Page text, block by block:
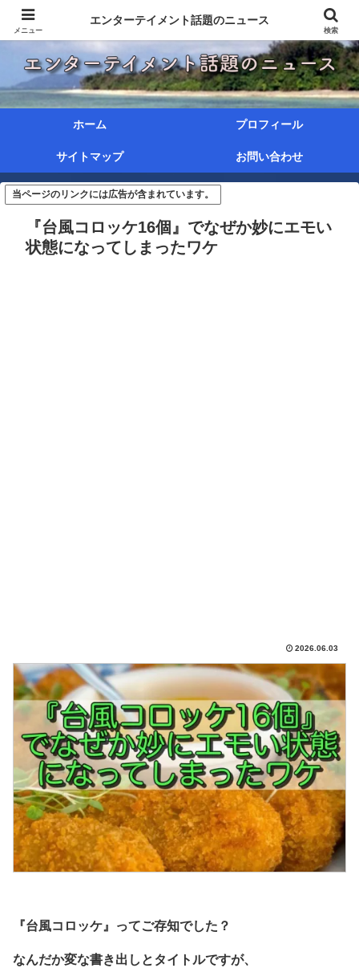
ホーム プロフィール
サイトマップ お問い合わせ
当ページのリンクには広告が含まれています。
『台風コロッケ16個』でなぜか妙にエモい
状態になってしまったワケ
2026.06.03
『台風コロッケ』ってご存知でした？
なんだか変な書き出しとタイトルですが、
メニュー
エンターテイメント話題のニュース
検索